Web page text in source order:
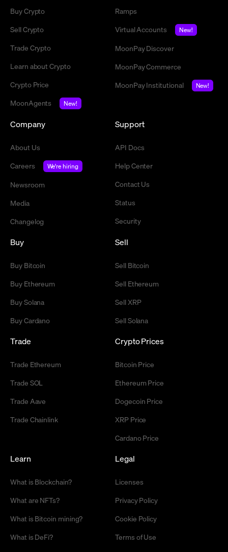
Buy Crypto
Sell Crypto
Trade Crypto
Learn about Crypto
Crypto Price
MoonAgents
New!
Ramps
Virtual Accounts
New!
MoonPay Discover
MoonPay Commerce
MoonPay Institutional
New!
Company
About Us
Careers
We're hiring
Newsroom
Media
Changelog
Support
API Docs
Help Center
Contact Us
Status
Security
Buy
Buy Bitcoin
Buy Ethereum
Buy Solana
Buy Cardano
Sell
Sell Bitcoin
Sell Ethereum
Sell XRP
Sell Solana
Trade
Trade Ethereum
Trade SOL
Trade Aave
Trade Chainlink
Crypto Prices
Bitcoin Price
Ethereum Price
Dogecoin Price
XRP Price
Cardano Price
Learn
What is Blockchain?
What are NFTs?
What is Bitcoin mining?
What is DeFi?
Legal
Licenses
Privacy Policy
Cookie Policy
Terms of Use